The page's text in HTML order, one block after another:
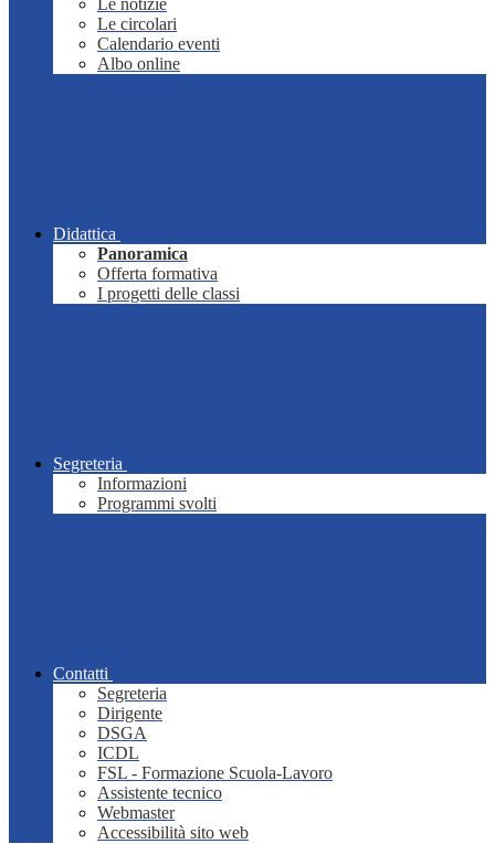
Le notizie
Le circolari
Calendario eventi
Albo online
Didattica
Panoramica
Offerta formativa
I progetti delle classi
Segreteria
Informazioni
Programmi svolti
Contatti
Segreteria
Dirigente
DSGA
ICDL
FSL - Formazione Scuola-Lavoro
Assistente tecnico
Webmaster
Accessibilità sito web